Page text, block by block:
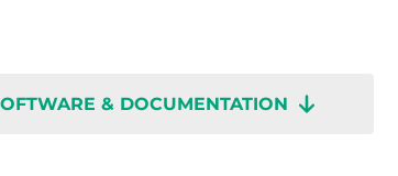
& DOCUMENTATION